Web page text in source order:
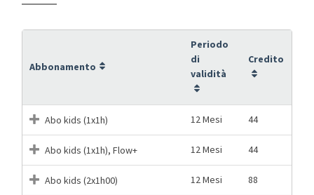
Abbonamento
Periodo
di
validità
Credito
Abo kids (1x1h) 12 Mesi 44
Abo kids (1x1h), Flow+ 12 Mesi 44
Abo kids (2x1h00) 12 Mesi 88